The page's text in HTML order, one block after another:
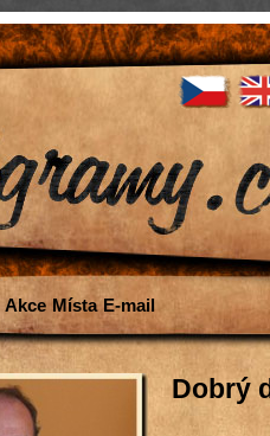
Akce Místa E-mail
Dobrý